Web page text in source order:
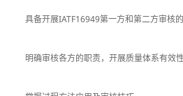
具备开展IATF16949第一方和第二方审核的
明确审核各方的职责，开展质量体系有效